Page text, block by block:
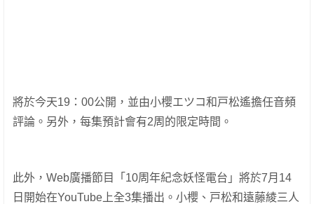
將於今天19：00公開，並由小櫻エツコ和戸松遙擔任音頻
評論。另外，每集預計會有2周的限定時間。
此外，Web廣播節目「10周年紀念妖怪電台」將於7月14
日開始在YouTube上全3集播出。小櫻、戸松和遠藤綾三人